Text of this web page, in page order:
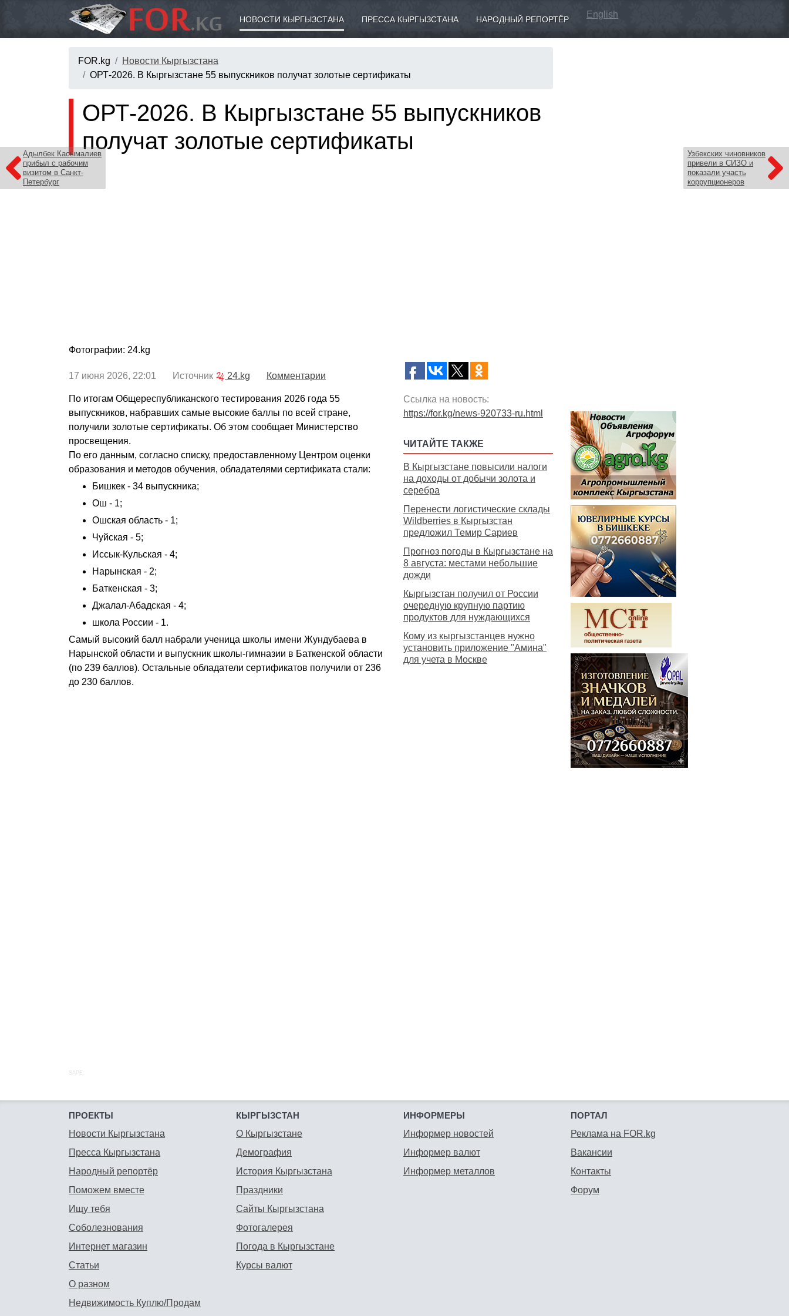
НОВОСТИ КЫРГЫЗСТАНА ПРЕССА КЫРГЫЗСТАНА НАРОДНЫЙ РЕПОРТЁР English
FOR.kg
Новости Кыргызстана
ОРТ-2026. В Кыргызстане 55 выпускников получат золотые сертификаты
Адылбек Касымалиев
прибыл с рабочим
визитом в Санкт-
Петербург
Узбекских чиновников
привели в СИЗО и
показали участь
коррупционеров
ОРТ-2026. В Кыргызстане 55 выпускников
получат золотые сертификаты
Фотографии: 24.kg
17 июня 2026, 22:01 Источник 24.kg Комментарии
По итогам Общереспубликанского тестирования 2026 года 55
выпускников, набравших самые высокие баллы по всей стране,
получили золотые сертификаты. Об этом сообщает Министерство
просвещения.
По его данным, согласно списку, предоставленному Центром оценки
образования и методов обучения, обладателями сертификата стали:
Бишкек - 34 выпускника;
Ош - 1;
Ошская область - 1;
Чуйская - 5;
Иссык-Кульская - 4;
Нарынская - 2;
Баткенская - 3;
Джалал-Абадская - 4;
школа России - 1.
Самый высокий балл набрали ученица школы имени Жундубаева в
Нарынской области и выпускник школы-гимназии в Баткенской области
(по 239 баллов). Остальные обладатели сертификатов получили от 236
до 230 баллов.
Ссылка на новость:
https://for.kg/news-920733-ru.html
ЧИТАЙТЕ ТАКЖЕ
В Кыргызстане повысили налоги
на доходы от добычи золота и
серебра
Перенести логистические склады
Wildberries в Кыргызстан
предложил Темир Сариев
Прогноз погоды в Кыргызстане на
8 августа: местами небольшие
дожди
Кыргызстан получил от России
очередную крупную партию
продуктов для нуждающихся
Кому из кыргызстанцев нужно
установить приложение "Амина"
для учета в Москве
SAPE:
ПРОЕКТЫ
Новости Кыргызстана
Пресса Кыргызстана
Народный репортёр
Поможем вместе
Ищу тебя
Соболезнования
Интернет магазин
Статьи
О разном
Недвижимость Куплю/Продам
КЫРГЫЗСТАН
О Кыргызстане
Демография
История Кыргызстана
Праздники
Сайты Кыргызстана
Фотогалерея
Погода в Кыргызстане
Курсы валют
ИНФОРМЕРЫ
Информер новостей
Информер валют
Информер металлов
ПОРТАЛ
Реклама на FOR.kg
Вакансии
Контакты
Форум